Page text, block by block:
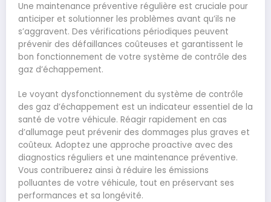
Une maintenance préventive régulière est cruciale pour
anticiper et solutionner les problèmes avant qu’ils ne
s’aggravent. Des vérifications périodiques peuvent
prévenir des défaillances coûteuses et garantissent le
bon fonctionnement de votre système de contrôle des
gaz d’échappement.
Le voyant dysfonctionnement du système de contrôle
des gaz d’échappement est un indicateur essentiel de la
santé de votre véhicule. Réagir rapidement en cas
d’allumage peut prévenir des dommages plus graves et
coûteux. Adoptez une approche proactive avec des
diagnostics réguliers et une maintenance préventive.
Vous contribuerez ainsi à réduire les émissions
polluantes de votre véhicule, tout en préservant ses
performances et sa longévité.